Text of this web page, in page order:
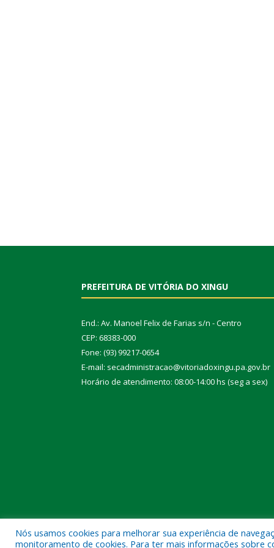
PREFEITURA DE VITÓRIA DO XINGU
End.: Av. Manoel Felix de Farias s/n - Centro
CEP: 68383-000
Fone: (93) 99217-0654
E-mail: secadministracao@vitoriadoxingu.pa.gov.br
Horário de atendimento: 08:00-14:00 hs (seg a sex)
Todos os direitos reservados a Prefeitura
Nós usamos cookies para melhorar sua experiência de
monitoramento de cookies. Para ter mais informações sobre